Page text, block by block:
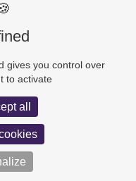
gives you control over
to activate
all